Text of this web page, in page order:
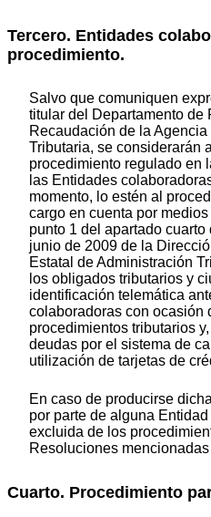
Tercero. Entidades
procedimiento.
Salvo que comuniquen
titular del Departamento de
Recaudación de la
Tributaria, se considerarán
procedimiento regulado en
las Entidades
momento, lo estén al
cargo en cuenta por
punto 1 del apartado
junio de 2009 de la
Estatal de Administración
los obligados tributarios y
identificación telemática
colaboradoras con ocasión
procedimientos tributarios
deudas por el sistema de
utilización de tarjetas de
En caso de producirse
por parte de alguna
excluida de los
Resoluciones
Cuarto. Procedimiento